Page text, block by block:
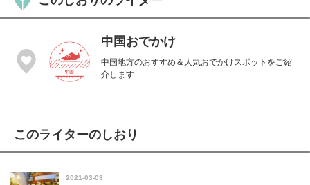
中国おでかけ
中国地方のおすすめ＆人気おでかけスポットをご紹
介します
このライターのしおり
2021-03-03